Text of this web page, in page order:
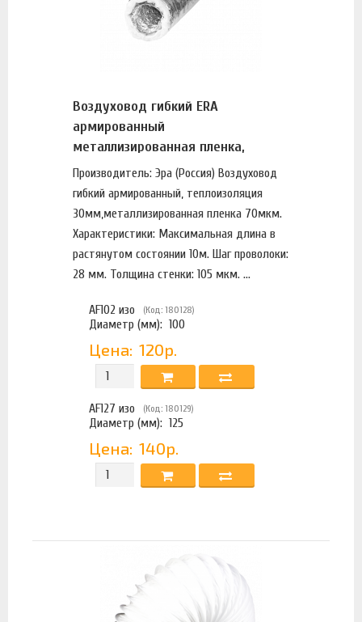
Воздуховод гибкий ERA
армированный
металлизированная пленка,
теплоизоляция
Производитель: Эра (Россия) Воздуховод
гибкий армированный, теплоизоляция
30мм,металлизированная пленка 70мкм.
Характеристики: Максимальная длина в
растянутом состоянии 10м. Шаг проволоки:
28 мм. Толщина стенки: 105 мкм. ...
AF102 изо (Код: 180128)
Диаметр (мм): 100
Цена: 120р.
AF127 изо (Код: 180129)
Диаметр (мм): 125
Цена: 140р.